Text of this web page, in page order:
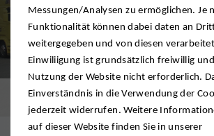
Messungen/Analysen zu ermöglichen. Je
Funktionalität können dabei daten an
weitergegeben und von diesen
Einwiliigung ist grundsätzlich freiwillig
Nutzung der Website nicht erforderlich.
Einverständnis in die Verwendung der
jederzeit widerrufen. Weitere
auf dieser Website finden Sie in unserer